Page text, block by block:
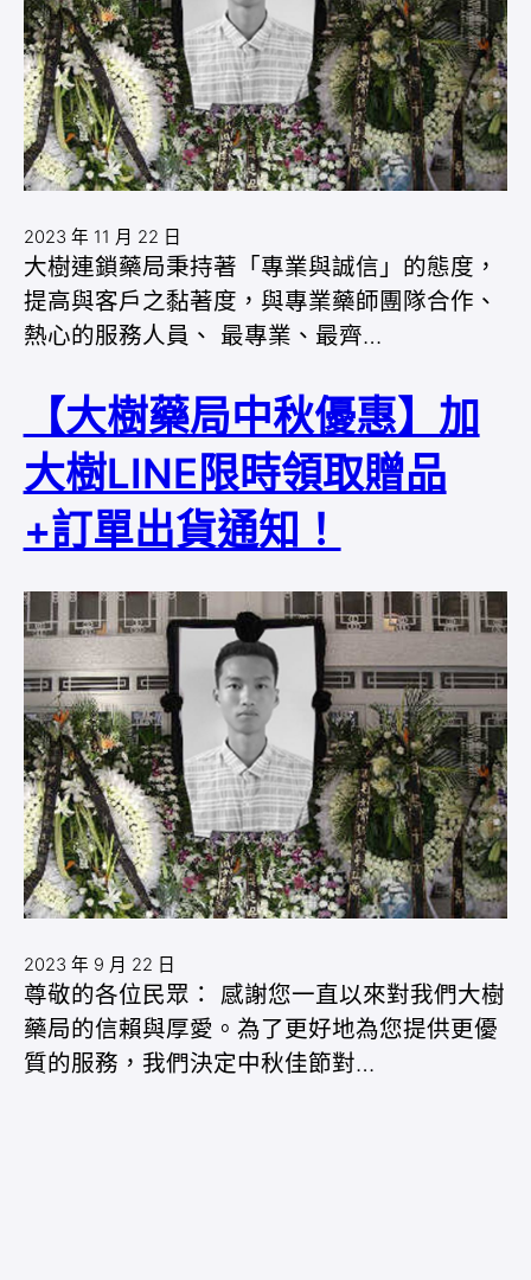
2023 年 11 月 22 日
大樹連鎖藥局秉持著「專業與誠信」的態度，
提高與客戶之黏著度，與專業藥師團隊合作、
熱心的服務人員、 最專業、最齊…
【大樹藥局中秋優惠】加
大樹LINE限時領取贈品
+訂單出貨通知！
2023 年 9 月 22 日
尊敬的各位民眾： 感謝您一直以來對我們大樹
藥局的信賴與厚愛。為了更好地為您提供更優
質的服務，我們決定中秋佳節對…